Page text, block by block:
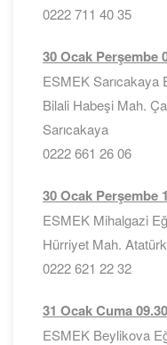
0222 711 40 35
30 Ocak Perşembe
ESMEK Sarıcakaya
Bilali Habeşi Mah.
Sarıcakaya
0222 661 26 06
30 Ocak Perşembe
ESMEK Mihalgazi
Hürriyet Mah.
0222 621 22 32
31 Ocak Cuma
ESMEK Beylikova